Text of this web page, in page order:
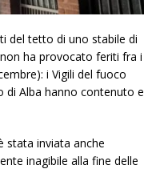
del tetto di uno stabile di
ha provocato feriti fra i
i Vigili del fuoco
di Alba hanno contenuto e
stata inviata anche
inagibile alla fine delle